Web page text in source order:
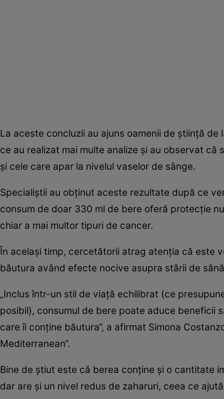
La aceste concluzii au ajuns oamenii de ştiinţă de
ce au realizat mai multe analize şi au observat
şi cele care apar la nivelul vaselor de sânge.
Specialiştii au obţinut aceste rezultate după ce
consum de doar 330 ml de bere oferă protecţie
chiar a mai multor tipuri de cancer.
În acelaşi timp, cercetătorii atrag atenţia că este
băutura având efecte nocive asupra stării de
„Inclus într-un stil de viaţă echilibrat (ce
posibil), consumul de bere poate aduce beneficii
care îi conţine băutura“, a afirmat Simona
Mediterranean“.
Bine de ştiut este că berea conţine şi o cantitate
dar are şi un nivel redus de zaharuri, ceea ce